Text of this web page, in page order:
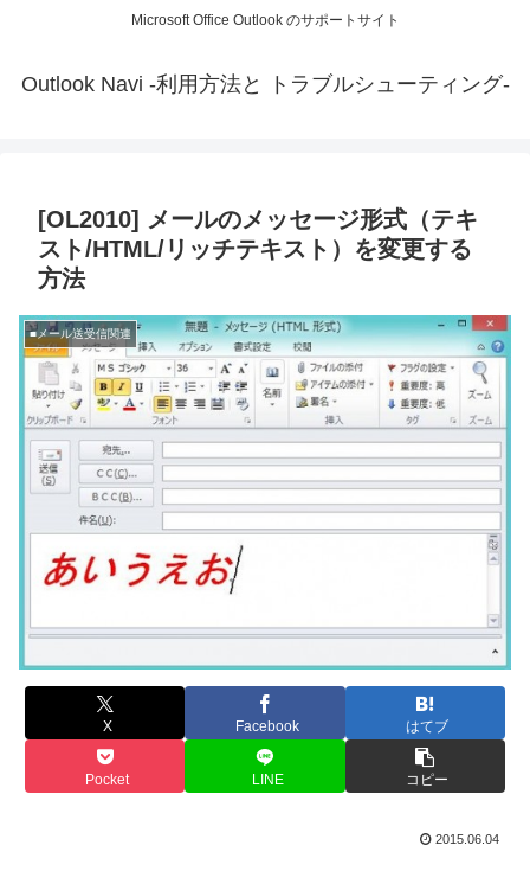
Microsoft Office Outlook のサポートサイト
Outlook Navi -利用方法と トラブルシューティング-
[OL2010] メールのメッセージ形式（テキ
スト/HTML/リッチテキスト）を変更する
方法
■メール送受信関連
X Facebook はてブ
Pocket LINE コピー
2015.06.04